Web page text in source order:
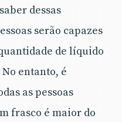
dessas
serão capazes
de líquido
entanto, é
as pessoas
frasco é maior do